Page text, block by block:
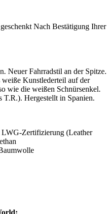
Nach Bestätigung Ihrer
Neuer Fahrradstil an der Spitze.
Kunstlederteil auf der
wie die weißen Schnürsenkel.
T.R.). Hergestellt in Spanien.
Zertifizierung (Leather